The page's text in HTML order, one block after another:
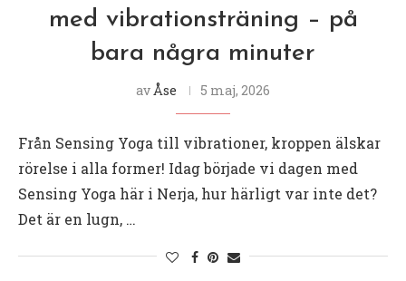
med vibrationsträning – på
bara några minuter
av Åse 5 maj, 2026
Från Sensing Yoga till vibrationer, kroppen älskar
rörelse i alla former! Idag började vi dagen med
Sensing Yoga här i Nerja, hur härligt var inte det?
Det är en lugn, …